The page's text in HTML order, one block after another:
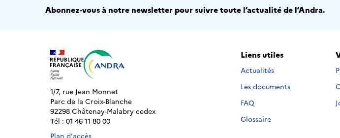
Abonnez-vous à notre newsletter pour suivre toute l’actualité de l’Andra.
1/7, rue Jean Monnet
Parc de la Croix-Blanche
92298 Châtenay-Malabry cedex
Tél : 01 46 11 80 00
Plan d'accès
Liens utiles
Actualités
Les documents
FAQ
Glossaire